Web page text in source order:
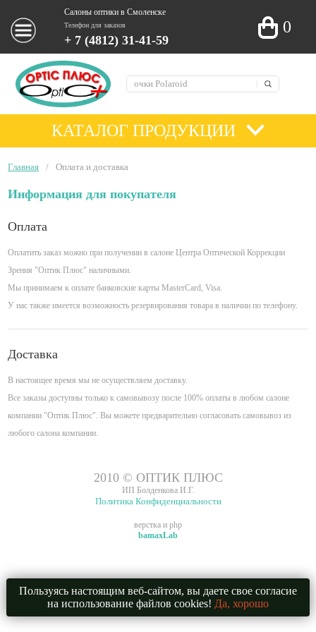
Пользуясь настоящим веб-сайтом, вы даете свое согласие
на использование файлов cookies! Да, хорошо
Салоны оптики в Смоленске
Телефон для заказов
+ 7 (4812) 31-41-59
0
КАТАЛОГ ПРОДУКЦИИ
Главная / Оплата и доставка
Информация для покупателя
Оплата
Оплатить заказ можно при получении в салоне Центра Оптической Коррекции
Зрения "Оптик Плюс" наличными.
Мы принимаем к оплате банковские карты MasterCard, Visa.
У нас также имеется возможность резервирования товара в наличии по телефону.
Доставка
В настоящее время мы не осуществляем доставку.
Все заказы доступны только к самовывозу после 100% оплаты в любом салоне
компании "Оптик Плюс". Вы можете предварительно согласовать самовывоз из
любого салона компании.
2010 © ОПТИК ПЛЮС
ИП Болденкова И.Г.
Политика Конфиденциальности
верстка и php
bamaxLab